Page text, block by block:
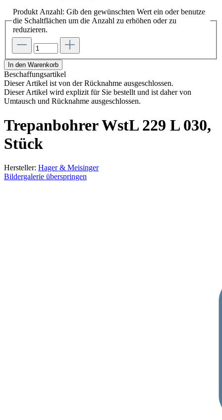
Produkt Anzahl: Gib den gewünschten Wert ein oder benutze
die Schaltflächen um die Anzahl zu erhöhen oder zu
reduzieren.
In den Warenkorb
Beschaffungsartikel
Dieser Artikel ist von der Rücknahme ausgeschlossen.
Dieser Artikel wird explizit für Sie bestellt und ist daher von
Umtausch und Rücknahme ausgeschlossen.
Trepanbohrer WstL 229 L 030,
Stück
Hersteller: Hager & Meisinger
Bildergalerie überspringen